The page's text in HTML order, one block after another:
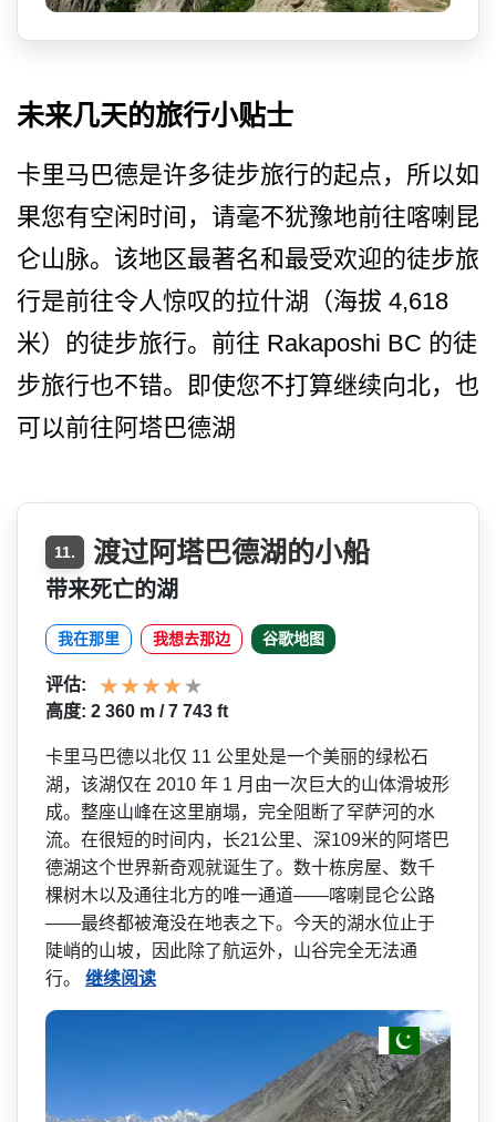
未来几天的旅行小贴士
卡里马巴德是许多徒步旅行的­起点，所以如
果您有空闲时间，请毫不犹豫地前往喀喇­昆
仑山脉。该地区最著名和最受欢迎的徒步旅
行是前往­令人惊叹的拉什湖（海拔 4,618
米）的徒步旅行。前往 Rakaposhi BC 的徒
步旅行也不错。即使您不­打算继续向北，也
可以前往阿塔巴德湖
11. 渡过阿塔巴德湖的小船
带来死亡的湖
我在那里 我想去那边 谷歌地图
评估:
高度: 2 360 m / 7 743 ft
卡里马巴德以北仅 11 公里处是一个美丽的绿松石
湖，该湖仅在 2010 年 1 月由一次巨大的山体滑坡形
成­。整座山峰在这里崩塌，完全阻断了罕萨河的水
流。在­很短的时间内，长21公里、深109米的阿塔巴
德湖­这个世界新奇观就诞生了。数十栋房屋、数千
棵树木以­及通往北方的唯一通道——喀喇昆仑公路
——最终都被淹没在地表之下。今­天的湖水位止于
陡峭的山坡，因此除了航运外，山谷完­全无法通
行。 继续阅读